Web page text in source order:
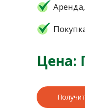
Цена: